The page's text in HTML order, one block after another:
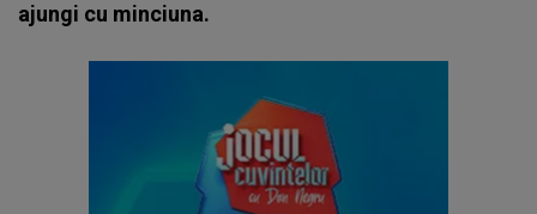
ajungi cu minciuna.